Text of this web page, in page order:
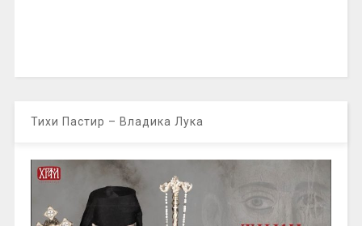
Тихи Пастир – Владика Лука